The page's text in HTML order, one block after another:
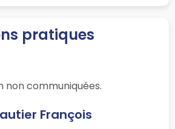
pratiques
non communiquées.
François